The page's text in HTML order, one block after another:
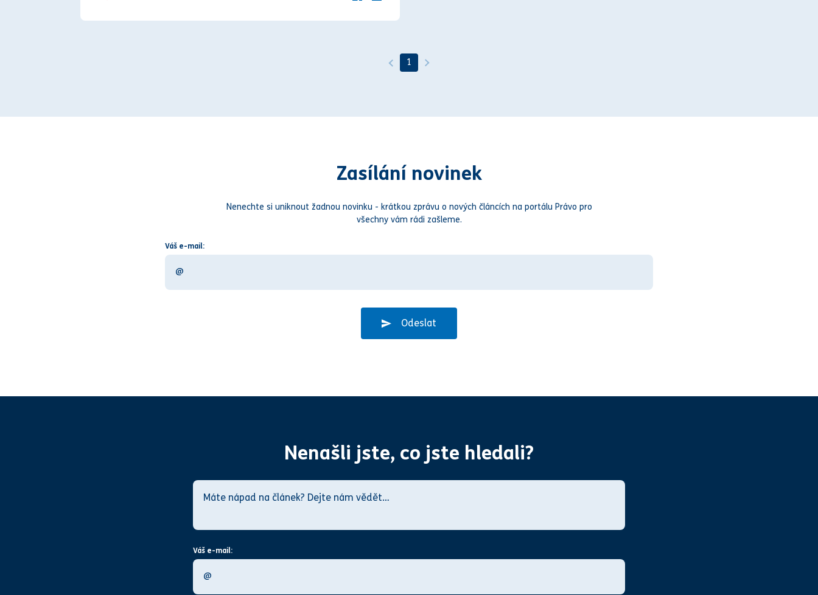
1
Zasílání novinek
Nenechte si uniknout žadnou novinku - krátkou zprávu o nových článcích na portálu Právo pro
všechny vám rádi zašleme.
Váš e-mail:
Odeslat
Nenašli jste, co jste hledali?
Váš e-mail: